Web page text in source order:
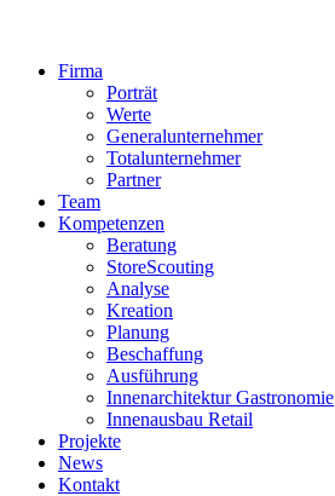
Firma
Porträt
Werte
Generalunternehmer
Totalunternehmer
Partner
Team
Kompetenzen
Beratung
StoreScouting
Analyse
Kreation
Planung
Beschaffung
Ausführung
Innenarchitektur Gastronomie
Innenausbau Retail
Projekte
News
Kontakt